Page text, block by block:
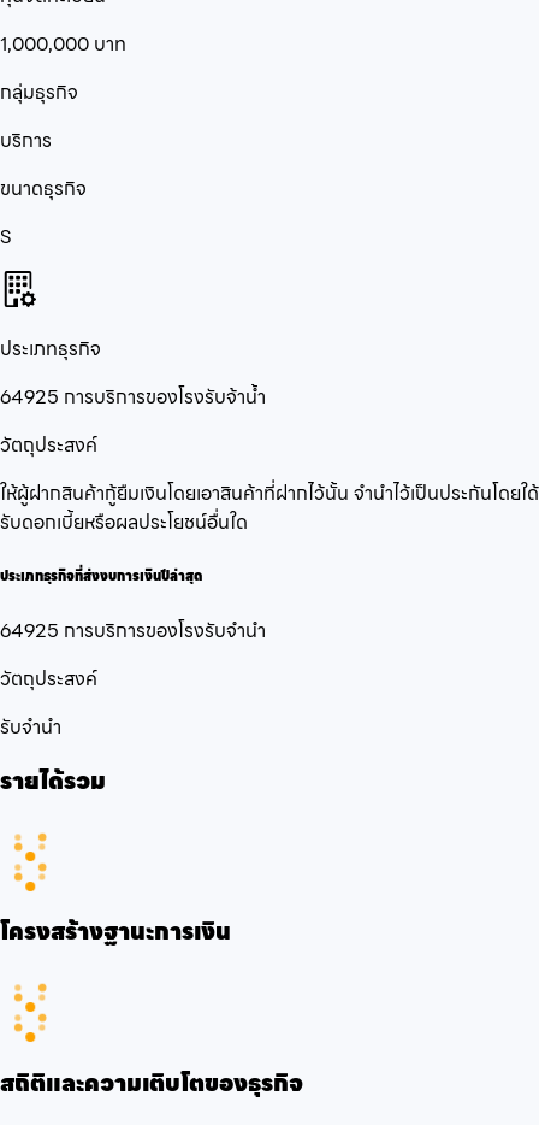
1,000,000 บาท
กลุ่มธุรกิจ
บริการ
ขนาดธุรกิจ
S
ประเภทธุรกิจ
64925 การบริการของโรงรับจ้าน้ำ
วัตถุประสงค์
ให้ผู้ฝากสินค้ากู้ยืมเงินโดยเอาสินค้าที่ฝากไว้นั้น จำนำไว้เป็นประกันโดยใด้
รับดอกเบี้ยหรือผลประโยชน์อื่นใด
ประเภทธุรกิจที่ส่งงบการเงินปีล่าสุด
64925 การบริการของโรงรับจำนำ
วัตถุประสงค์
รับจำนำ
รายได้รวม
โครงสร้างฐานะการเงิน
สถิติและความเติบโตของธุรกิจ